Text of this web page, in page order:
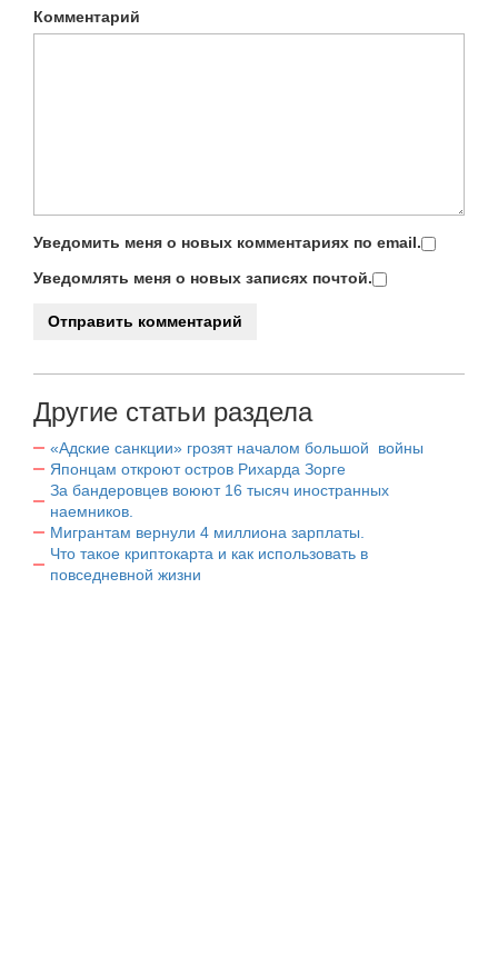
Комментарий
Уведомить меня о новых комментариях по email.
Уведомлять меня о новых записях почтой.
Другие статьи раздела
«Адские санкции» грозят началом большой войны
Японцам откроют остров Рихарда Зорге
За бандеровцев воюют 16 тысяч иностранных
наемников.
Мигрантам вернули 4 миллиона зарплаты.
Что такое криптокарта и как использовать в
повседневной жизни